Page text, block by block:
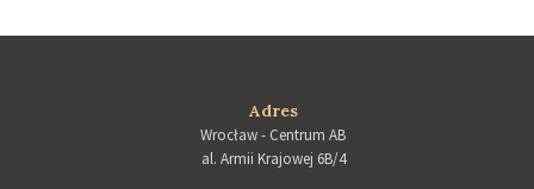
Adres
Wrocław - Centrum AB
al. Armii Krajowej 6B/4